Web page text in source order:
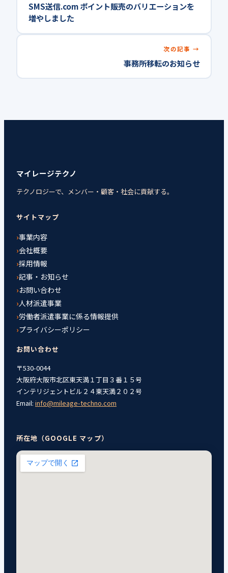
SMS送信.com ポイント販売のバリエーションを
増やしました
次の記事
事務所移転のお知らせ
マイレージテクノ
テクノロジーで、メンバー・顧客・社会に貢献する。
サイトマップ
事業内容
会社概要
採用情報
記事・お知らせ
お問い合わせ
人材派遣事業
労働者派遣事業に係る情報提供
プライバシーポリシー
お問い合わせ
〒530-0044
大阪府大阪市北区東天満１丁目３番１５号
インテリジェントビル２４東天満２０２号
Email: info@mileage-techno.com
所在地（GOOGLE マップ）